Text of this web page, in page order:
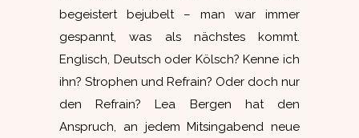
begeistert bejubelt – man war immer
gespannt, was als nächstes kommt.
Englisch, Deutsch oder Kölsch? Kenne ich
ihn? Strophen und Refrain? Oder doch nur
den Refrain? Lea Bergen hat den
Anspruch, an jedem Mitsingabend neue